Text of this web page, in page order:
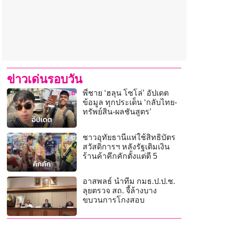
ข่าวเด่นรอบวัน
พี่ชาย ‘ฮลุน โซโล่’ อัปเดต
ข้อมูล ทุกประเด็น ‘กลับไทย-
ทรัพย์สิน-ผลชันสูตร’
ชาวอุทัยธานีแห่ใช้สิทธิบัตร
สวัสดิการฯ หลังรัฐเติมเงิน
ร้านค้าคึกคักตั้งแต่ตี 5
อาสพลธ์ นำทีม กมธ.ป.ป.ช.
ลุยตรวจ สถ. จี้ล้างบาง
ขบวนการโกงสอบ